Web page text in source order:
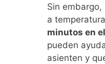
Sin
a
minutos en
pueden
asienten y